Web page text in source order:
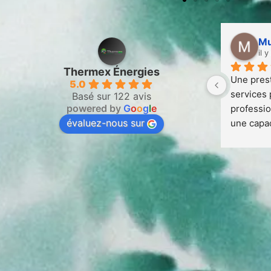
Thermex Énergies
5.0
Basé sur 122 avis
powered by Google
évaluez-nous sur
il y
Une
services
une
sincérité
travailler